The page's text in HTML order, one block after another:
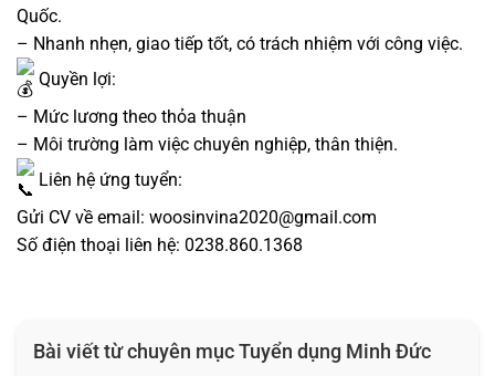
Quốc.
– Nhanh nhẹn, giao tiếp tốt, có trách nhiệm với công việc.
Quyền lợi:
– Mức lương theo thỏa thuận
– Môi trường làm việc chuyên nghiệp, thân thiện.
Liên hệ ứng tuyển:
Gửi CV về email: woosinvina2020@gmail.com
Số điện thoại liên hệ: 0238.860.1368
Bài viết từ chuyên mục Tuyển dụng Minh Đức